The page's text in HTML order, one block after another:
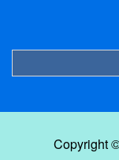
Copyright